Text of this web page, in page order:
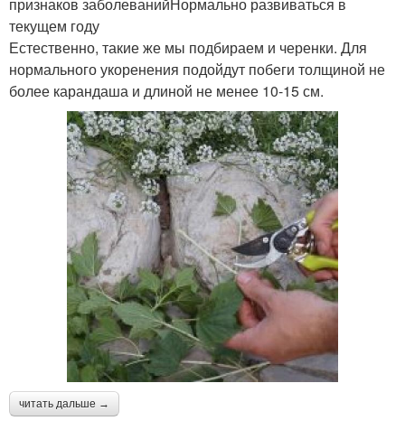
текущем году
Естественно, такие же мы подбираем и черенки. Для
нормального укоренения подойдут побеги толщиной не
более карандаша и длиной не менее 10-15 см.
читать дальше →